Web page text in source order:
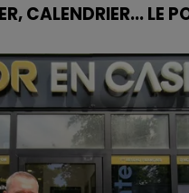
CALENDRIER... LE